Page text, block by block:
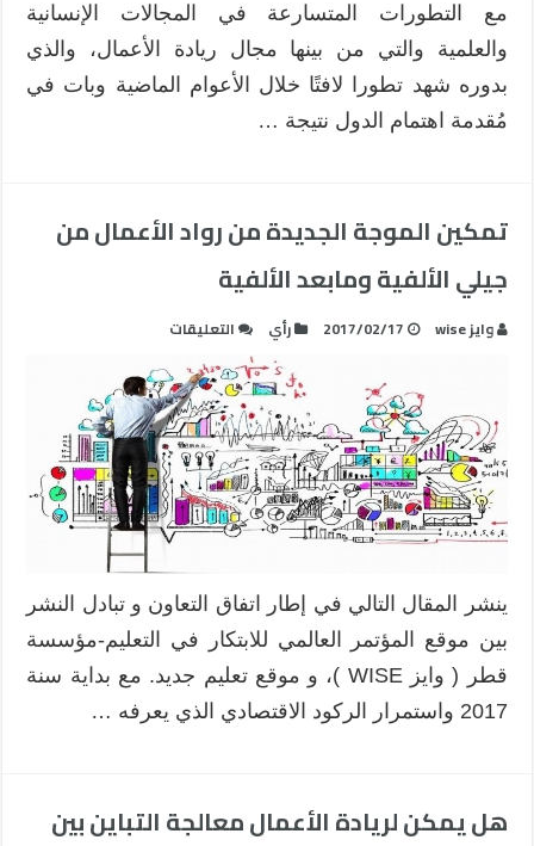
مع التطورات المتسارعة في المجالات الإنسانية
والعلمية والتي من بينها مجال ريادة الأعمال، والذي
بدوره شهد تطورا لافتًا خلال الأعوام الماضية وبات في
مُقدمة اهتمام الدول نتيجة …
تمكين الموجة الجديدة من رواد الأعمال من
جيلي الألفية ومابعد الألفية
وايز wise 2017/02/17 رأي التعليقات
الموجة
الجديدة
من
رواد
الأعمال
من
جيلي
الألفية
ومابعد
الألفية
مغلقة
ينشر المقال التالي في إطار اتفاق التعاون و تبادل النشر
بين موقع المؤتمر العالمي للابتكار في التعليم-مؤسسة
قطر ( وايز WISE )، و موقع تعليم جديد. مع بداية سنة
2017 واستمرار الركود الاقتصادي الذي يعرفه …
هل يمكن لريادة الأعمال معالجة التباين بين